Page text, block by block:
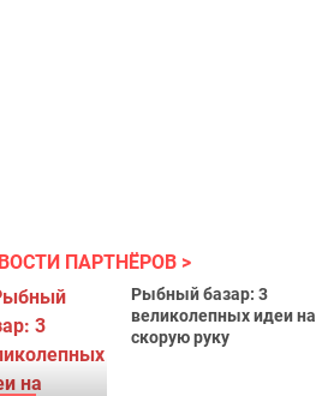
ПАРТНЁРОВ
Рыбный базар: 3
великолепных идеи на
скорую руку